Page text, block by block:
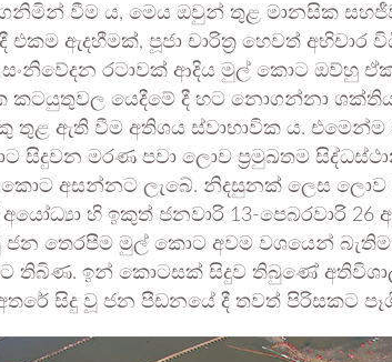
වීම ය, මෙය ඔවුන් තුළ මානසික
ඇදහීමක්, පූජා චාරිත්‍ර හෙවත් අභිචාර
සංනිවේදන රටාවක් ආදිය මුල් කොට ඔව්හු
කටයුතුවල යෙදීමේ දී හට නොගන්නා
තුළ ඇති වීම අතිශය ස්වාභාවික ය.
මරණ පවා ලොව ප්‍රමුඛතම
අසන්නට ලැබේ. නිදසුනක් ලෙස ලොව
හි ඉකුත් ජනවාරි 13-පෙබරවාරි 26
ජන තෙරපීම මුල් කොට අවම වශයෙන්
තිබිණ. ඉන් කොටසක් සිදුව තිබුණේ
සිදු වූ ජන පීඩනයේ දී තවත් පිරිසකට